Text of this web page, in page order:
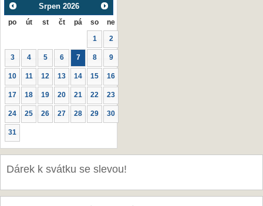
Srpen 2026
po út st čt pá so ne
1 2
3 4 5 6 7 8 9
10 11 12 13 14 15 16
17 18 19 20 21 22 23
24 25 26 27 28 29 30
31
Dárek k svátku se slevou!